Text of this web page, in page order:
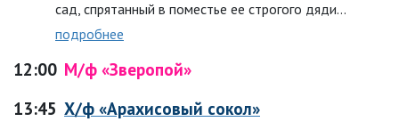
сад, спрятанный в поместье ее строгого дяди…
подробнее
12:00 М/ф «Зверопой»
13:45 Х/ф «Арахисовый сокол»